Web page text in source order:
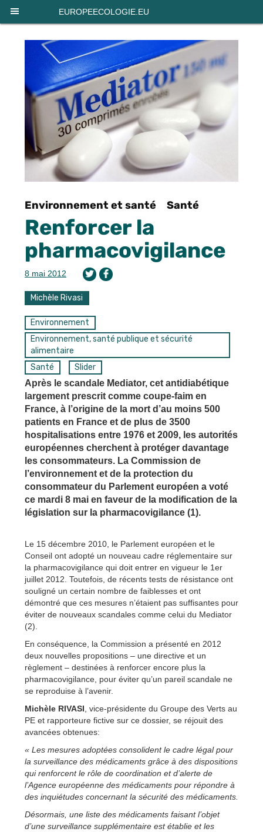
EUROPEECOLOGIE.EU
Environnement et santé Santé
Renforcer la
pharmacovigilance
8 mai 2012
Michèle Rivasi
Environnement
Environnement, santé publique et sécurité
alimentaire
Santé
Slider
Après le scandale Mediator, cet antidiabétique
largement prescrit comme coupe-faim en
France, à l’origine de la mort d’au moins 500
patients en France et de plus de 3500
hospitalisations entre 1976 et 2009, les autorités
européennes cherchent à protéger davantage
les consommateurs. La Commission de
l’environnement et de la protection du
consommateur du Parlement européen a voté
ce mardi 8 mai en faveur de la modification de la
législation sur la pharmacovigilance (1).
Le 15 décembre 2010, le Parlement européen et le
Conseil ont adopté un nouveau cadre réglementaire sur
la pharmacovigilance qui doit entrer en vigueur le 1er
juillet 2012. Toutefois, de récents tests de résistance ont
souligné un certain nombre de faiblesses et ont
démontré que ces mesures n’étaient pas suffisantes pour
éviter de nouveaux scandales comme celui du Mediator
(2).
En conséquence, la Commission a présenté en 2012
deux nouvelles propositions – une directive et un
règlement – destinées à renforcer encore plus la
pharmacovigilance, pour éviter qu’un pareil scandale ne
se reproduise à l’avenir.
Michèle RIVASI, vice-présidente du Groupe des Verts au
PE et rapporteure fictive sur ce dossier, se réjouit des
avancées obtenues:
« Les mesures adoptées consolident le cadre légal pour
la surveillance des médicaments grâce à des dispositions
qui renforcent le rôle de coordination et d’alerte de
l’Agence européenne des médicaments pour répondre à
des inquiétudes concernant la sécurité des médicaments.
Désormais, une liste des médicaments faisant l’objet
d’une surveillance supplémentaire est établie et les